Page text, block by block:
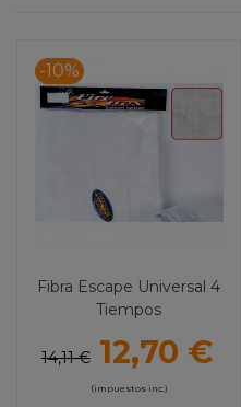
-10%
Fibra Escape Universal 4
Tiempos
14,11 € 12,70 €
(impuestos inc.)